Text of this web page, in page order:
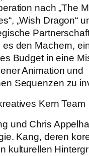
nach „The
„Wish Dragon“
es den Machern,
Budget in eine
Animation und
Sequenzen zu
Kern Team
und Chris
Kang, deren
kulturellen